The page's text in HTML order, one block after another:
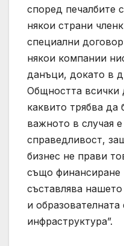
според печалбите
някои страни
специални
някои компании
данъци, докато в
Общността всички
каквито трябва
важното в случая
справедливост,
бизнес не прави
също финансиране
съставлява
и
инфраструктура”.